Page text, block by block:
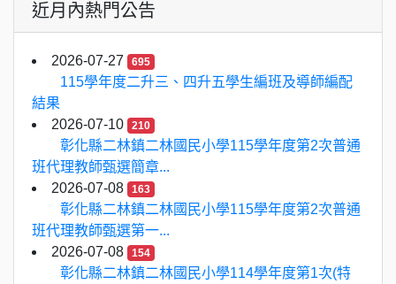
近月內熱門公告
2026-07-27 695
115學年度二升三、四升五學生編班及導師編配
結果
2026-07-10
210
彰化縣二林鎮二林國民小學115學年度第2次普通
班代理教師甄選簡章...
2026-07-08
163
彰化縣二林鎮二林國民小學115學年度第2次普通
班代理教師甄選第一...
2026-07-08
154
彰化縣二林鎮二林國民小學114學年度第1次(特